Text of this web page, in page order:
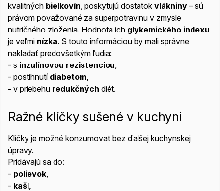
kvalitných bielkovín, poskytujú dostatok vlákniny – sú
právom považované za superpotravinu v zmysle
nutričného zloženia. Hodnota ich glykemického indexu
je veľmi nízka. S touto informáciou by mali správne
nakladať predovšetkým ľudia:
- s inzulínovou rezistenciou,
- postihnutí diabetom,
​- v priebehu redukčných diét.
Ražné klíčky sušené v kuchyni
Klíčky je možné konzumovať bez ďalšej kuchynskej
úpravy.
Pridávajú sa do:
- polievok
- kaší,